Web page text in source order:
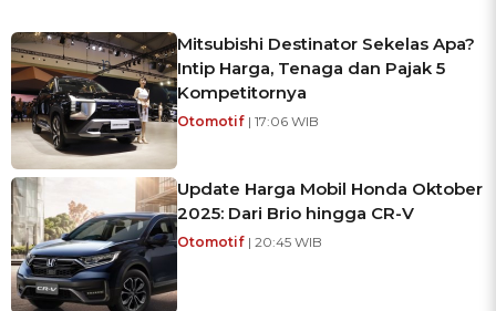
Mitsubishi Destinator Sekelas Apa?
Intip Harga, Tenaga dan Pajak 5
Kompetitornya
Otomotif | 17:06 WIB
Update Harga Mobil Honda Oktober
2025: Dari Brio hingga CR-V
Otomotif | 20:45 WIB